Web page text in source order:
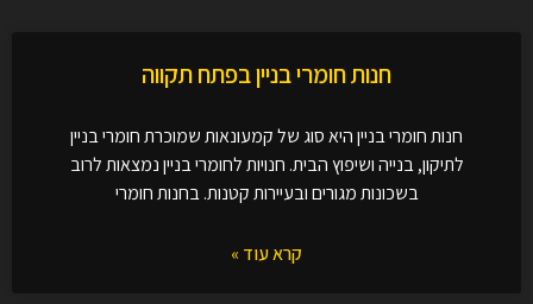
חנות חומרי בניין בפתח תקווה
חנות חומרי בניין היא סוג של קמעונאות שמוכרת חומרי בניין
לתיקון, בנייה ושיפוץ הבית. חנויות לחומרי בניין נמצאות לרוב
בשכונות מגורים ובעיירות קטנות. בחנות חומרי
קרא עוד »